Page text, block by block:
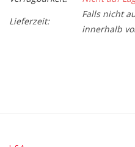
Lieferzeit:
Falls nicht
innerhalb